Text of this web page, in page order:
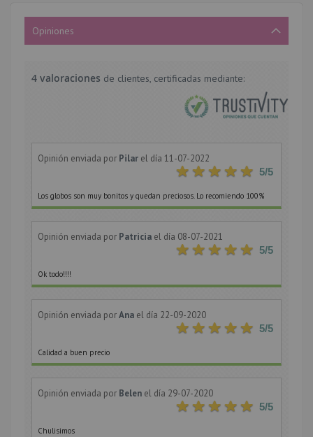
Opiniones
4 valoraciones de clientes, certificadas mediante:
Opinión enviada por Pilar el día 11-07-2022
5/5
Los globos son muy bonitos y quedan preciosos. Lo recomiendo 100%
Opinión enviada por Patricia el día 08-07-2021
5/5
Ok todo!!!!
Opinión enviada porAna el día 22-09-2020
5/5
Calidad a buen precio
Opinión enviada por Belen el día 29-07-2020
5/5
Chulisimos